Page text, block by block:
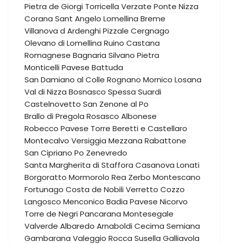
Pietra de Giorgi Torricella Verzate Ponte Nizza
Corana Sant Angelo Lomellina Breme
Villanova d ArdenghiPizzale Cergnago
Olevano di Lomellina Ruino Castana
Romagnese Bagnaria Silvano Pietra
Monticelli Pavese Battuda
San Damiano al Colle Rognano Mornico Losana
Val di Nizza Bosnasco Spessa Suardi
Castelnovetto San Zenone al Po
Brallo di Pregola Rosasco Albonese
Robecco Pavese Torre Beretti e Castellaro
Montecalvo Versiggia Mezzana Rabattone
San Cipriano Po Zenevredo
Santa Margherita di Staffora Casanova Lonati
Borgoratto Mormorolo Rea Zerbo Montescano
Fortunago Costa de NobiliVerretto Cozzo
Langosco Menconico Badia Pavese Nicorvo
Torre de NegriPancarana Montesegale
Valverde Albaredo ArnaboldiCecima Semiana
Gambarana Valeggio Rocca Susella Galliavola